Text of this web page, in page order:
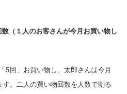
（１人のお客さんが今月お買い物し
5回」お買い物し、太郎さんは今月
す。二人の買い物回数を人数で割る